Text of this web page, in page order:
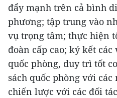
đẩy mạnh trên cả bình
phương; tập trung vào
vụ trọng tâm; thực hiện
đoàn cấp cao; ký kết
quốc phòng, duy trì tốt
sách quốc phòng với
chiến lược với các đối